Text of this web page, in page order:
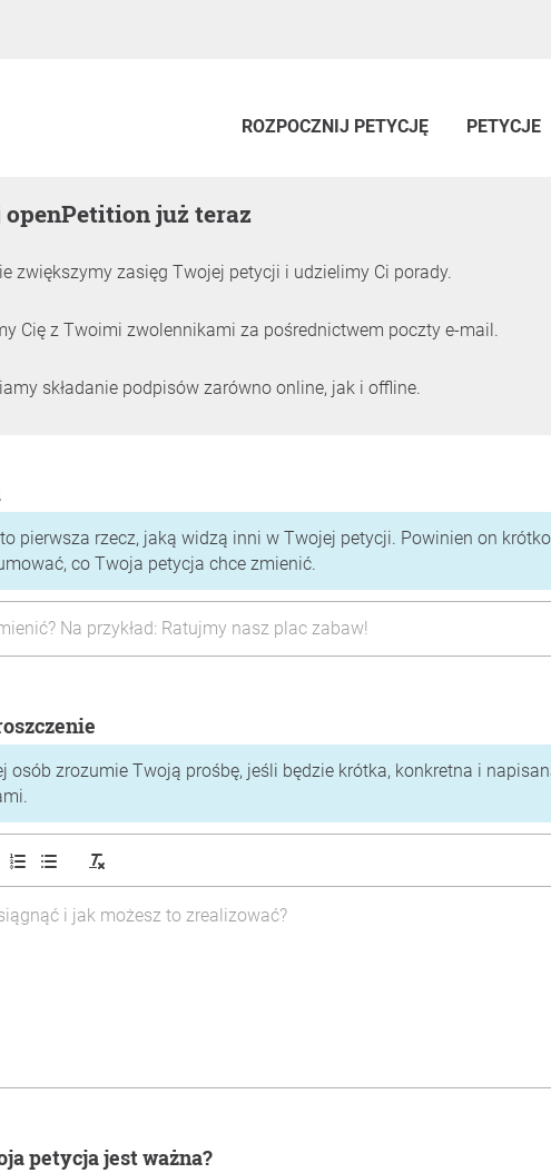
ROZPOCZNIJ PETYCJĘ PETYCJE
openPetition już teraz
zwiększymy zasięg Twojej petycji i udzielimy Ci porady.
Cię z Twoimi zwolennikami za pośrednictwem poczty e-mail.
składanie podpisów zarówno online, jak i offline.
to pierwsza rzecz, jaką widzą inni w Twojej petycji. Powinien on
co Twoja petycja chce zmienić.
osób zrozumie Twoją prośbę, jeśli będzie krótka, konkretna i
petycja jest ważna?